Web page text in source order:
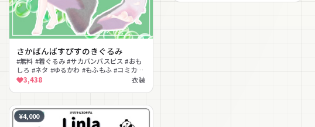
さかばんばすぴすのきぐるみ
#無料 #着ぐるみ #サカバンバスピス #おも
しろ #ネタ #ゆるかわ #もふもふ #コミカル
#全身
3,438 衣装
¥4,000